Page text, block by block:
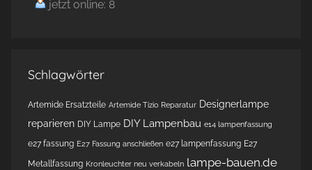
jetzt online: 8
Schlagwörter
Artemide Ersatzteile Artemide Tizio Reparatur Designerlampe
reparieren DIY Lampe DIY Lampenbau e14 lampenfassung
e27 fassung E27 Fassung anschließen e27 lampenfassung E27
Metallfassung Kronleuchter neu verkabeln lampe-bauen.de